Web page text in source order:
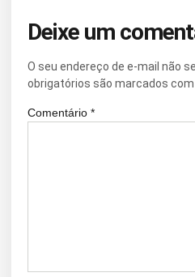
Deixe um
O seu endereço de e-mail não
obrigatórios são marcados com
Comentário *